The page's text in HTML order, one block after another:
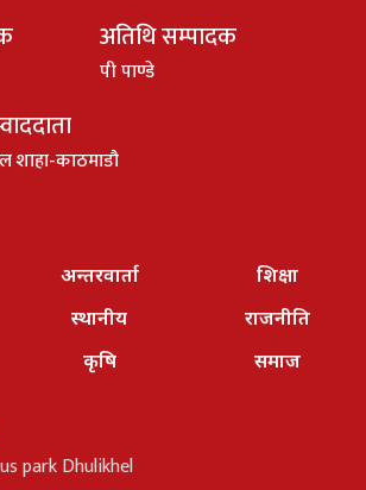
अतिथि सम्पादक
पी पाण्डे
शाहा-काठमाडौ
अन्तरवार्ता
स्थानीय
कृषि
शिक्षा
राजनीति
समाज
park Dhulikhel